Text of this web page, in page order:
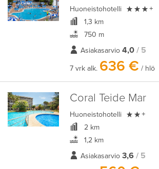
Huoneistohotelli  +
1,3 km
750 m
Asiakasarvio 4,0 / 5
7 vrk alk. 636 € / hlö
Coral Teide Mar
Huoneistohotelli  +
2 km
1,2 km
Asiakasarvio 3,6 / 5